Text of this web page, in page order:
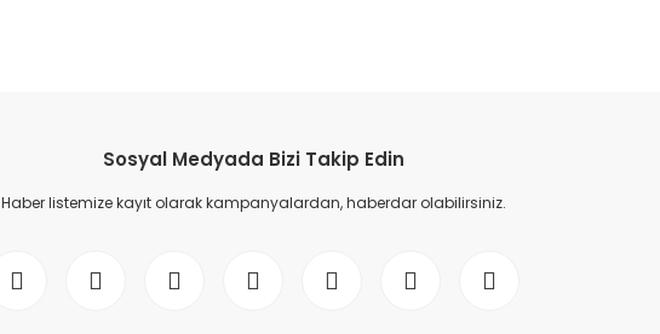
Sosyal Medyada Bizi Takip Edin
Haber listemize kayıt olarak kampanyalardan, haberdar olabilirsiniz.